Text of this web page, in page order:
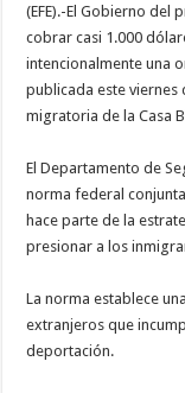
(EFE).-El Gobierno del
cobrar casi 1.000
intencionalmente una
publicada este viernes
migratoria de la Casa
El Departamento de
norma federal
hace parte de la
presionar a los
La norma establece
extranjeros que
deportación.